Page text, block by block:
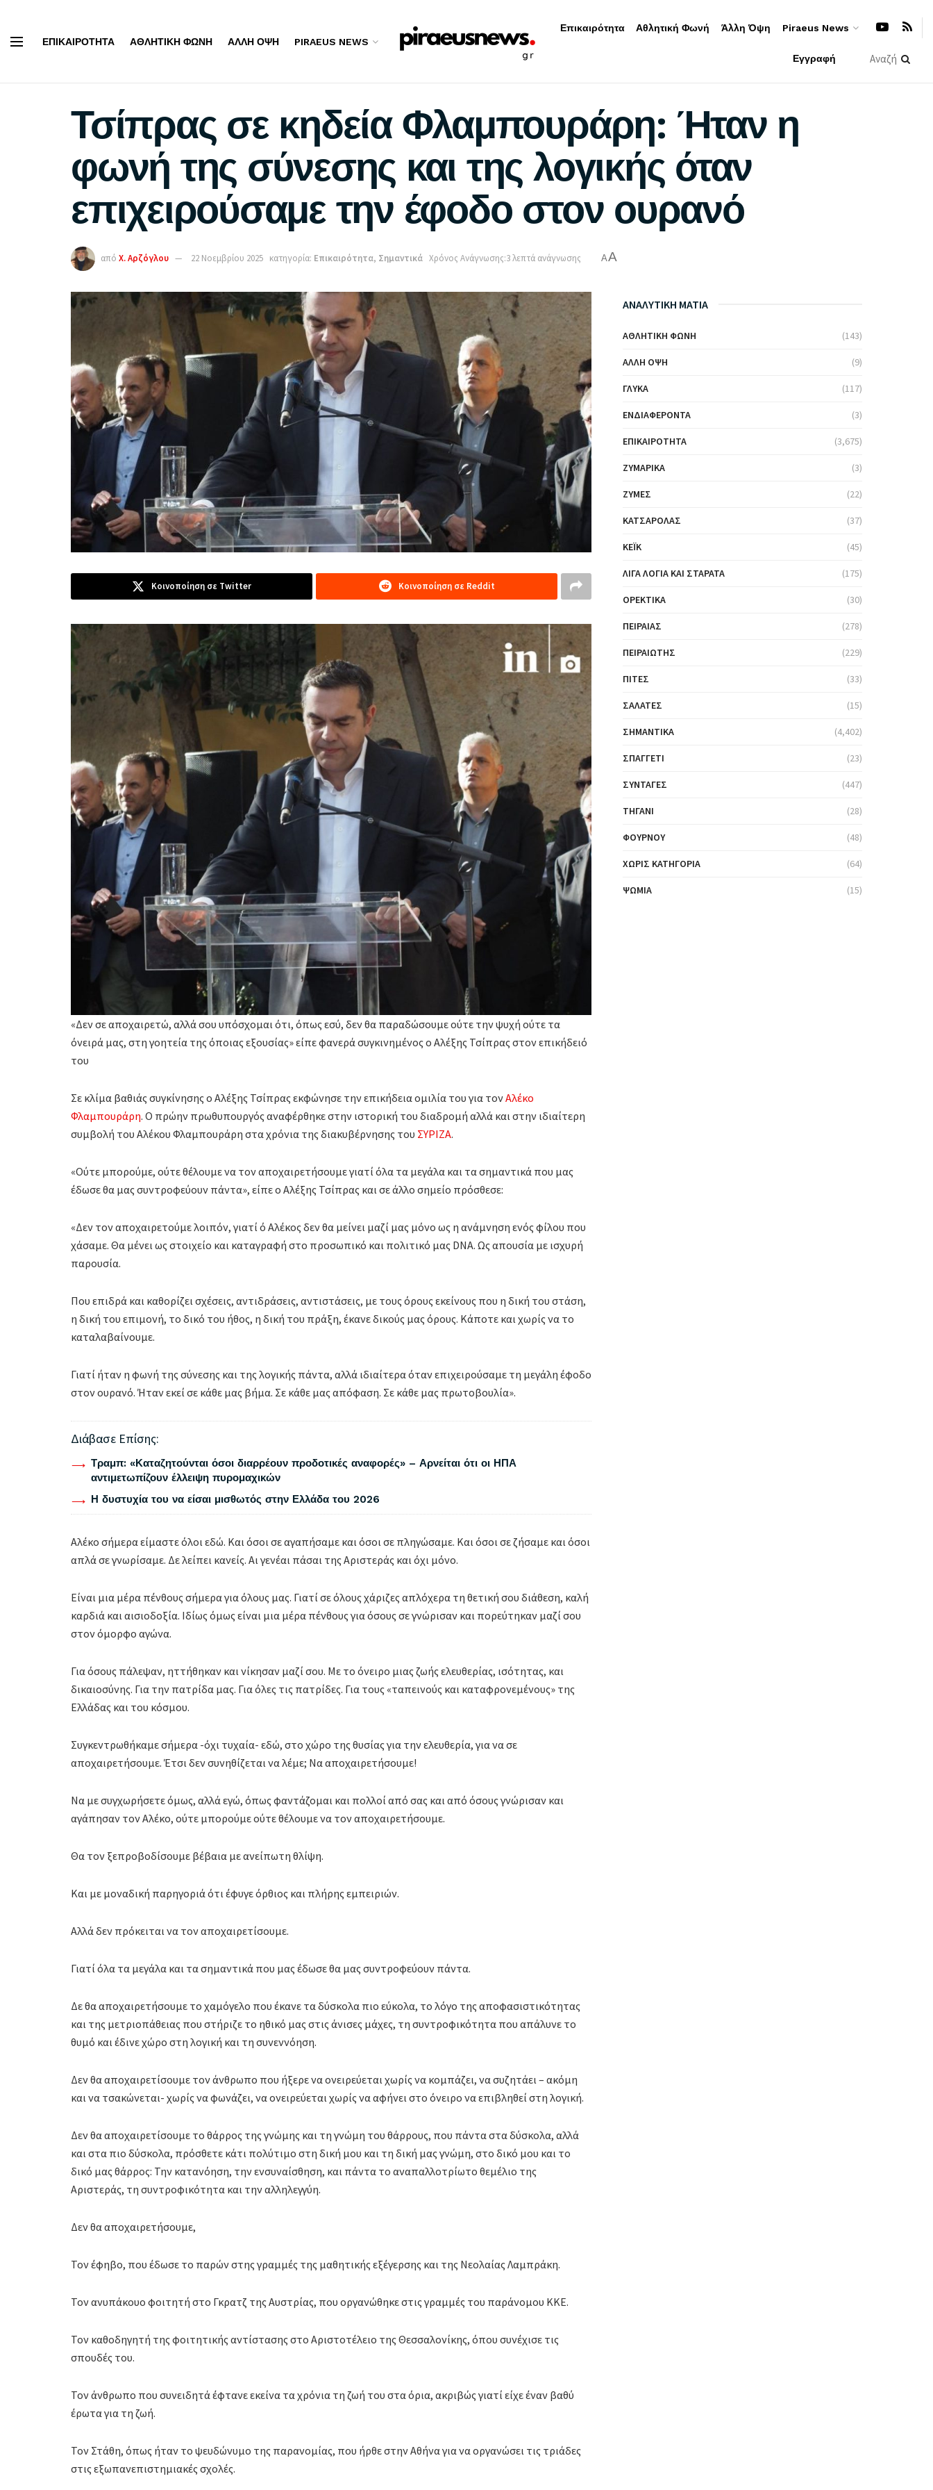
ΕΠΙΚΑΙΡΌΤΗΤΑ ΑΘΛΗΤΙΚΉ ΦΩΝΉ ΆΛΛΗ ΌΨΗ PIRAEUS NEWS
Επικαιρότητα Αθλητική Φωνή Άλλη Όψη Piraeus News
Εγγραφή
Τσίπρας σε κηδεία Φλαμπουράρη: Ήταν η
φωνή της σύνεσης και της λογικής όταν
επιχειρούσαμε την έφοδο στον ουρανό
από Χ. Αρζόγλου 22 Νοεμβρίου 2025 κατηγορία: Επικαιρότητα, Σημαντικά Χρόνος Ανάγνωσης:3 λεπτά ανάγνωσης AA
Κοινοποίηση σε Twitter Κοινοποίηση σε Reddit
«Δεν σε αποχαιρετώ, αλλά σου υπόσχομαι ότι, όπως εσύ, δεν θα παραδώσουμε ούτε την ψυχή ούτε τα
όνειρά μας, στη γοητεία της όποιας εξουσίας» είπε φανερά συγκινημένος ο Αλέξης Τσίπρας στον επικήδειό
του
Σε κλίμα βαθιάς συγκίνησης ο Αλέξης Τσίπρας εκφώνησε την επικήδεια ομιλία του για τονΑλέκο
Φλαμπουράρη. Ο πρώην πρωθυπουργός αναφέρθηκε στην ιστορική του διαδρομή αλλά και στην ιδιαίτερη
συμβολή του Αλέκου Φλαμπουράρη στα χρόνια της διακυβέρνησης του ΣΥΡΙΖΑ.
«Ούτε μπορούμε, ούτε θέλουμε να τον αποχαιρετήσουμε γιατί όλα τα μεγάλα και τα σημαντικά που μας
έδωσε θα μας συντροφεύουν πάντα», είπε ο Αλέξης Τσίπρας και σε άλλο σημείο πρόσθεσε:
«Δεν τον αποχαιρετούμε λοιπόν, γιατί ό Αλέκος δεν θα μείνει μαζί μας μόνο ως η ανάμνηση ενός φίλου που
χάσαμε. Θα μένει ως στοιχείο και καταγραφή στο προσωπικό και πολιτικό μας DNA. Ως απουσία με ισχυρή
παρουσία.
Που επιδρά και καθορίζει σχέσεις, αντιδράσεις, αντιστάσεις, με τους όρους εκείνους που η δική του στάση,
η δική του επιμονή, το δικό του ήθος, η δική του πράξη, έκανε δικούς μας όρους. Κάποτε και χωρίς να το
καταλαβαίνουμε.
Γιατί ήταν η φωνή της σύνεσης και της λογικής πάντα, αλλά ιδιαίτερα όταν επιχειρούσαμε τη μεγάλη έφοδο
στον ουρανό. Ήταν εκεί σε κάθε μας βήμα. Σε κάθε μας απόφαση. Σε κάθε μας πρωτοβουλία».
Διάβασε Επίσης:
Τραμπ: «Καταζητούνται όσοι διαρρέουν προδοτικές αναφορές» – Αρνείται ότι οι ΗΠΑ
αντιμετωπίζουν έλλειψη πυρομαχικών
Η δυστυχία του να είσαι μισθωτός στην Ελλάδα του 2026
Αλέκο σήμερα είμαστε όλοι εδώ. Και όσοι σε αγαπήσαμε και όσοι σε πληγώσαμε. Και όσοι σε ζήσαμε και όσοι
απλά σε γνωρίσαμε. Δε λείπει κανείς. Αι γενέαι πάσαι της Αριστεράς και όχι μόνο.
Είναι μια μέρα πένθους σήμερα για όλους μας. Γιατί σε όλους χάριζες απλόχερα τη θετική σου διάθεση, καλή
καρδιά και αισιοδοξία. Ιδίως όμως είναι μια μέρα πένθους για όσους σε γνώρισαν και πορεύτηκαν μαζί σου
στον όμορφο αγώνα.
Για όσους πάλεψαν, ηττήθηκαν και νίκησαν μαζί σου. Με το όνειρο μιας ζωής ελευθερίας, ισότητας, και
δικαιοσύνης. Για την πατρίδα μας. Για όλες τις πατρίδες. Για τους «ταπεινούς και καταφρονεμένους» της
Ελλάδας και του κόσμου.
Συγκεντρωθήκαμε σήμερα -όχι τυχαία- εδώ, στο χώρο της θυσίας για την ελευθερία, για να σε
αποχαιρετήσουμε. Έτσι δεν συνηθίζεται να λέμε; Να αποχαιρετήσουμε!
Να με συγχωρήσετε όμως, αλλά εγώ, όπως φαντάζομαι και πολλοί από σας και από όσους γνώρισαν και
αγάπησαν τον Αλέκο, ούτε μπορούμε ούτε θέλουμε να τον αποχαιρετήσουμε.
Θα τον ξεπροβοδίσουμε βέβαια με ανείπωτη θλίψη.
Και με μοναδική παρηγοριά ότι έφυγε όρθιος και πλήρης εμπειριών.
Αλλά δεν πρόκειται να τον αποχαιρετίσουμε.
Γιατί όλα τα μεγάλα και τα σημαντικά που μας έδωσε θα μας συντροφεύουν πάντα.
Δε θα αποχαιρετήσουμε το χαμόγελο που έκανε τα δύσκολα πιο εύκολα, το λόγο της αποφασιστικότητας
και της μετριοπάθειας που στήριζε το ηθικό μας στις άνισες μάχες, τη συντροφικότητα που απάλυνε το
θυμό και έδινε χώρο στη λογική και τη συνεννόηση.
Δεν θα αποχαιρετίσουμε τον άνθρωπο που ήξερε να ονειρεύεται χωρίς να κομπάζει, να συζητάει – ακόμη
και να τσακώνεται- χωρίς να φωνάζει, να ονειρεύεται χωρίς να αφήνει στο όνειρο να επιβληθεί στη λογική.
Δεν θα αποχαιρετίσουμε το θάρρος της γνώμης και τη γνώμη του θάρρους, που πάντα στα δύσκολα, αλλά
και στα πιο δύσκολα, πρόσθετε κάτι πολύτιμο στη δική μου και τη δική μας γνώμη, στο δικό μου και το
δικό μας θάρρος: Την κατανόηση, την ενσυναίσθηση, και πάντα το αναπαλλοτρίωτο θεμέλιο της
Αριστεράς, τη συντροφικότητα και την αλληλεγγύη.
Δεν θα αποχαιρετήσουμε,
Τον έφηβο, που έδωσε το παρών στης γραμμές της μαθητικής εξέγερσης και της Νεολαίας Λαμπράκη.
Τον ανυπάκουο φοιτητή στο Γκρατζ της Αυστρίας, που οργανώθηκε στις γραμμές του παράνομου ΚΚΕ.
Τον καθοδηγητή της φοιτητικής αντίστασης στο Αριστοτέλειο της Θεσσαλονίκης, όπου συνέχισε τις
σπουδές του.
Τον άνθρωπο που συνειδητά έφτανε εκείνα τα χρόνια τη ζωή του στα όρια, ακριβώς γιατί είχε έναν βαθύ
έρωτα για τη ζωή.
Τον Στάθη, όπως ήταν το ψευδώνυμο της παρανομίας, που ήρθε στην Αθήνα για να οργανώσει τις τριάδες
στις εξωπανεπιστημιακές σχολές.
ΑΝΑΛΥΤΙΚΗ ΜΑΤΙΑ
ΑΘΛΗΤΙΚΉ ΦΩΝΉ (143)
ΆΛΛΗ ΌΨΗ (9)
ΓΛΥΚΆ (117)
ΕΝΔΙΑΦΈΡΟΝΤΑ (3)
ΕΠΙΚΑΙΡΌΤΗΤΑ (3,675)
ΖΥΜΑΡΙΚΆ (3)
ΖΎΜΕΣ (22)
ΚΑΤΣΑΡΌΛΑΣ (37)
ΚΈΙΚ (45)
ΛΊΓΑ ΛΌΓΙΑ ΚΑΙ ΣΤΑΡΆΤΑ (175)
ΟΡΕΚΤΙΚΆ (30)
ΠΕΙΡΑΙΆΣ (278)
ΠΕΙΡΑΙΏΤΗΣ (229)
ΠΊΤΕΣ (33)
ΣΑΛΆΤΕΣ (15)
ΣΗΜΑΝΤΙΚΆ (4,402)
ΣΠΑΓΓΈΤΙ (23)
ΣΥΝΤΑΓΈΣ (447)
ΤΗΓΆΝΙ (28)
ΦΟΎΡΝΟΥ (48)
ΧΩΡΊΣ ΚΑΤΗΓΟΡΊΑ (64)
ΨΩΜΙΆ (15)